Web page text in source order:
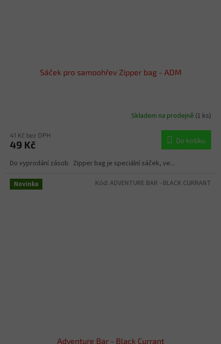
Sáček pro samoohřev Zipper bag - ADM
Skladem na prodejně (1 ks)
41 Kč bez DPH
49 Kč Do košíku
Do vyprodání zásob Zipper bag je speciální sáček, ve...
Novinka
Adventure Bar - Black Currant
Kód: ADVENTURE BAR - BLACK CURRANT